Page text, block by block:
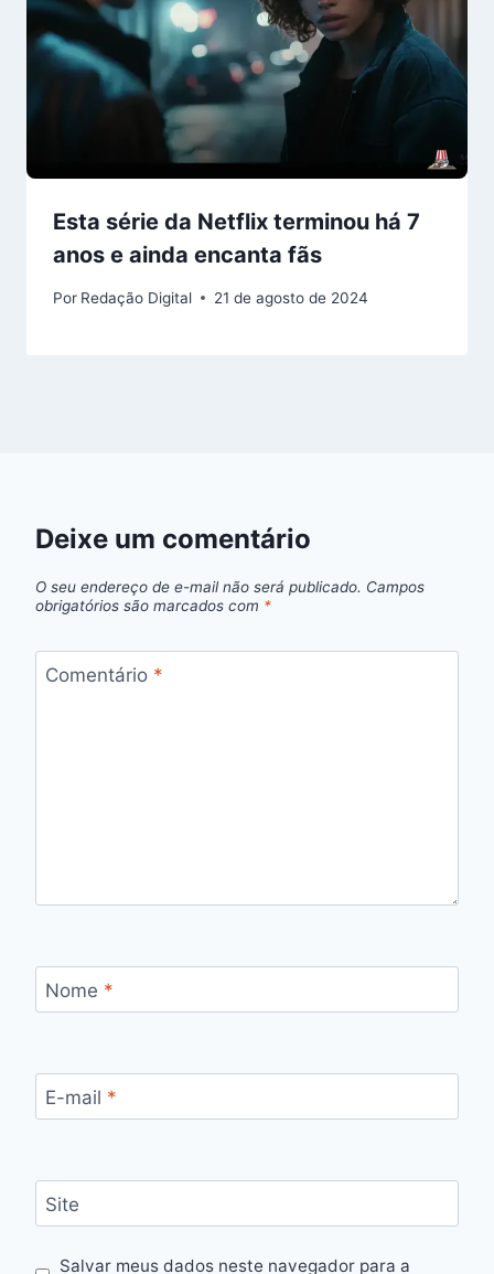
Esta série da Netflix terminou há 7
anos e ainda encanta fãs
Por Redação Digital 21 de agosto de 2024
Deixe um comentário
O seu endereço de e-mail não será publicado. Campos
obrigatórios são marcados com *
Comentário *
Nome *
E-mail *
Site
Salvar meus dados neste navegador para a